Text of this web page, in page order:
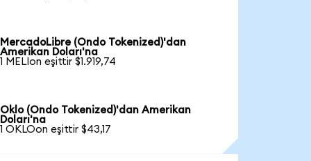
MercadoLibre (Ondo Tokenized)'dan
Amerikan Doları'na
1 MELIon eşittir $1.919,74
Oklo (Ondo Tokenized)'dan Amerikan
Doları'na
1 OKLOon eşittir $43,17